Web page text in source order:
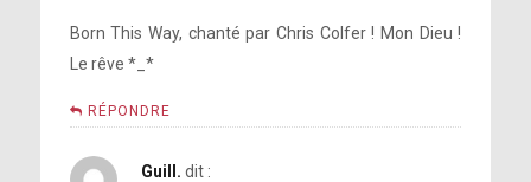
Born This Way, chanté par Chris Colfer ! Mon Dieu !
Le rêve *_*
RÉPONDRE
Guill. dit :